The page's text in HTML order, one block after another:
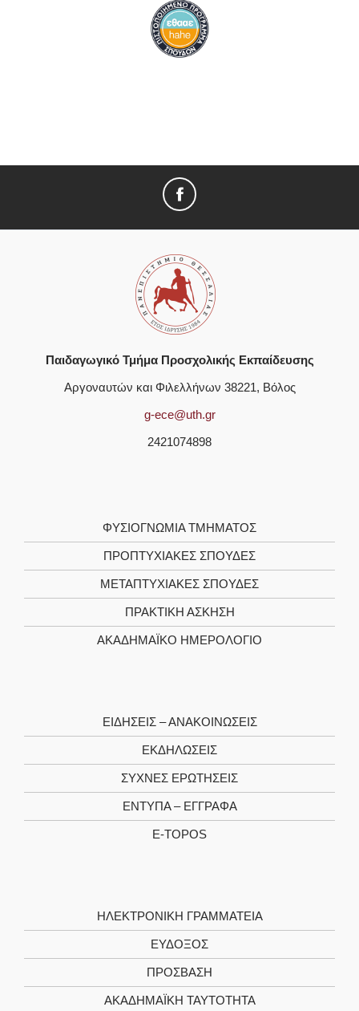
Παιδαγωγικό Τμήμα Προσχολικής Εκπαίδευσης
Αργοναυτών και Φιλελλήνων 38221, Βόλος
g-ece@uth.gr
2421074898
ΦΥΣΙΟΓΝΩΜΊΑ TΜΉΜΑΤΟΣ
ΠΡΟΠΤΥΧΙΑΚΈΣ ΣΠΟΥΔΈΣ
ΜΕΤΑΠΤΥΧΙΑΚΈΣ ΣΠΟΥΔΈΣ
ΠΡΑΚΤΙΚΉ ΆΣΚΗΣΗ
ΑΚΑΔΗΜΑΪΚΌ ΗΜΕΡΟΛΌΓΙΟ
ΕΙΔΉΣΕΙΣ – ΑΝΑΚΟΙΝΏΣΕΙΣ
ΕΚΔΗΛΏΣΕΙΣ
ΣΥΧΝΈΣ ΕΡΩΤΉΣΕΙΣ
ΈΝΤΥΠΑ – ΈΓΓΡΑΦΑ
E-TOPOS
ΗΛΕΚΤΡΟΝΙΚΉ ΓΡΑΜΜΑΤΕΊΑ
ΕΥΔΟΞΟΣ
ΠΡΟΣΒΑΣΗ
ΑΚΑΔΗΜΑΪΚΉ ΤΑΥΤΌΤΗΤΑ